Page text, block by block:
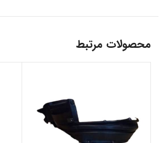
محصولات مرتبط